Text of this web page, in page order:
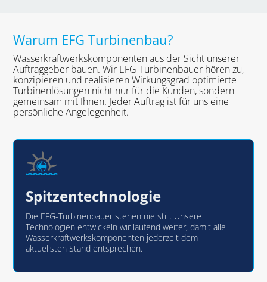
Warum EFG Turbinenbau?
Wasserkraftwerkskomponenten aus der Sicht unserer
Auftraggeber bauen. Wir EFG-Turbinenbauer hören zu,
konzipieren und realisieren Wirkungsgrad optimierte
Turbinenlösungen nicht nur für die Kunden, sondern
gemeinsam mit Ihnen. Jeder Auftrag ist für uns eine
persönliche Angelegenheit.
Spitzentechnologie
Die EFG-Turbinenbauer stehen nie still. Unsere
Technologien entwickeln wir laufend weiter, damit alle
Wasserkraftwerkskomponenten jederzeit dem
aktuellsten Stand entsprechen.